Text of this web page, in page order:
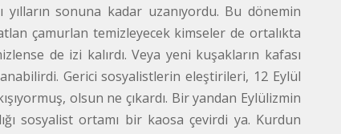
sonuna kadar uzanıyordu. Bu dönemin
çamurlan temizleyecek kimseler de ortalıkta
de izi kalırdı. Veya yeni kuşakların kafası
Gerici sosyalistlerin eleştirileri, 12 Eylül
olsun ne çıkardı. Bir yandan Eylülizmin
sosyalist ortamı bir kaosa çevirdi ya. Kurdun